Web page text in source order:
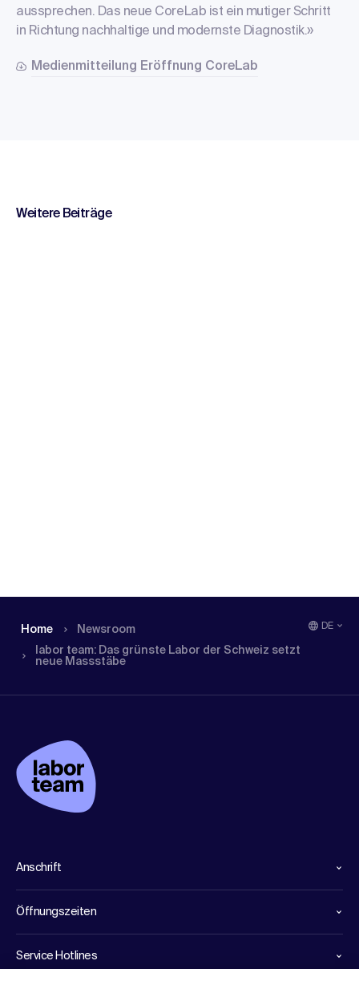
aussprechen. Das neue CoreLab ist ein mutiger Schritt
in Richtung nachhaltige und modernste Diagnostik.»
Medienmitteilung Eröffnung CoreLab
Weitere Beiträge
Home
Newsroom
labor team: Das grünste Labor der Schweiz setzt
neue Massstäbe
DE
Anschrift
Öffnungszeiten
Service Hotlines